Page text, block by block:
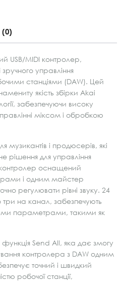
(0)
USB/MIDI контролер,
управління
станціями (DAW). Цей
якість збірки Akai
забезпечуючи високу
міксом і обробкою
музикантів і продюсерів, які
рішення для управління
оснащений
і одним майстер
регулювати рівні звуку. 24
на канал, забезпечують
параметрами, такими як
Send All, яка дає змогу
контролера з DAW одним
точний і швидкий
робочої станції,